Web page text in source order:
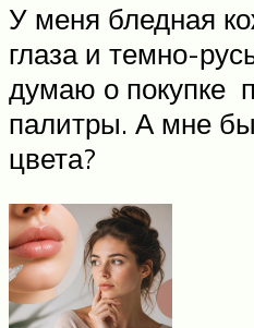
У меня бледная
глаза и темно-
думаю о покупке
палитры. А мне
цвета?